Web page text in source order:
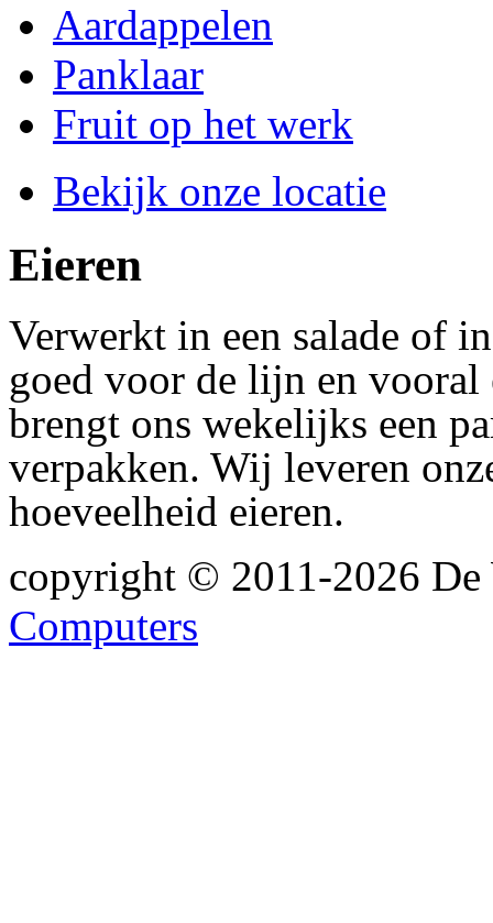
Aardappelen
Panklaar
Fruit op het werk
Bekijk onze locatie
Eieren
Verwerkt in een salade of
goed voor de lijn en vooral
brengt ons wekelijks een
verpakken. Wij leveren
hoeveelheid eieren.
copyright © 2011-2026
Computers